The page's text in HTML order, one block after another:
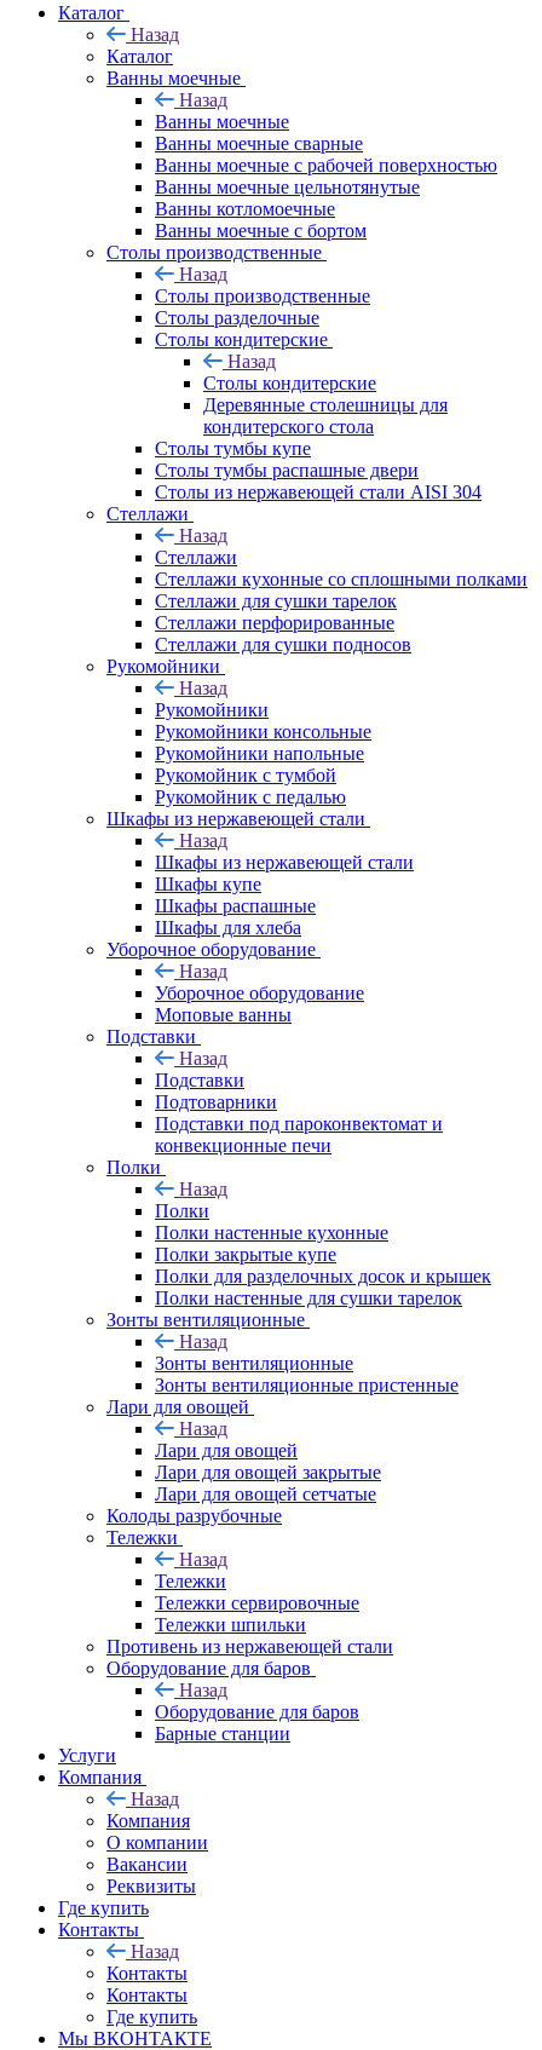
Каталог
Назад
Каталог
Ванны моечные
Назад
Ванны моечные
Ванны моечные сварные
Ванны моечные с рабочей поверхностью
Ванны моечные цельнотянутые
Ванны котломоечные
Ванны моечные с бортом
Столы производственные
Назад
Столы производственные
Столы разделочные
Столы кондитерские
Назад
Столы кондитерские
Деревянные столешницы для
кондитерского стола
Столы тумбы купе
Столы тумбы распашные двери
Столы из нержавеющей стали AISI 304
Стеллажи
Назад
Стеллажи
Стеллажи кухонные со сплошными полками
Стеллажи для сушки тарелок
Стеллажи перфорированные
Стеллажи для сушки подносов
Рукомойники
Назад
Рукомойники
Рукомойники консольные
Рукомойники напольные
Рукомойник с тумбой
Рукомойник с педалью
Шкафы из нержавеющей стали
Назад
Шкафы из нержавеющей стали
Шкафы купе
Шкафы распашные
Шкафы для хлеба
Уборочное оборудование
Назад
Уборочное оборудование
Моповые ванны
Подставки
Назад
Подставки
Подтоварники
Подставки под пароконвектомат и
конвекционные печи
Полки
Назад
Полки
Полки настенные кухонные
Полки закрытые купе
Полки для разделочных досок и крышек
Полки настенные для сушки тарелок
Зонты вентиляционные
Назад
Зонты вентиляционные
Зонты вентиляционные пристенные
Лари для овощей
Назад
Лари для овощей
Лари для овощей закрытые
Лари для овощей сетчатые
Колоды разрубочные
Тележки
Назад
Тележки
Тележки сервировочные
Тележки шпильки
Противень из нержавеющей стали
Оборудование для баров
Назад
Оборудование для баров
Барные станции
Услуги
Компания
Назад
Компания
О компании
Вакансии
Реквизиты
Где купить
Контакты
Назад
Контакты
Контакты
Где купить
Мы ВКОНТАКТЕ